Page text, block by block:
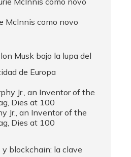
McInnis como novo
Musk bajo la lupa del
de Europa
Jr., an Inventor of the
Dies at 100
blockchain: la clave